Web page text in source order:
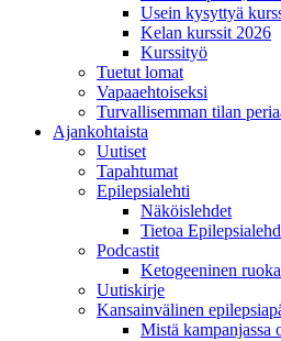
Usein kysyttyä
Kelan kurssit 2026
Kurssityö
Tuetut lomat
Vapaaehtoiseksi
Turvallisemman tilan
Ajankohtaista
Uutiset
Tapahtumat
Epilepsialehti
Näköislehdet
Tietoa
Podcastit
Ketogeeninen
Uutiskirje
Kansainvälinen
Mistä kampanjassa